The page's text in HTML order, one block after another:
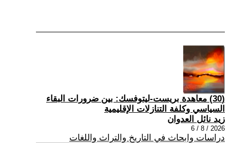
(30) معاهدة بريست-ليتوفسك: بين ضرورات البقاء
السياسي وكلفة التنازلات الإقليمية
زيد نائل العدوان
2026 / 8 / 6
دراسات وابحاث في التاريخ والتراث واللغات